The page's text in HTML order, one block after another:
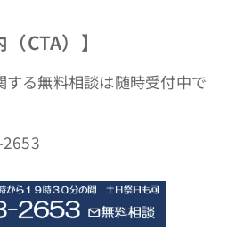
CTA）】
る無料相談は随時受付中で
2653